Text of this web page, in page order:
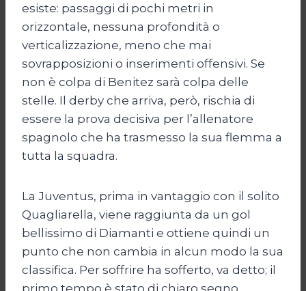
esiste: passaggi di pochi metri in
orizzontale, nessuna profondità o
verticalizzazione, meno che mai
sovrapposizioni o inserimenti offensivi. Se
non è colpa di Benitez sarà colpa delle
stelle. Il derby che arriva, però, rischia di
essere la prova decisiva per l’allenatore
spagnolo che ha trasmesso la sua flemma a
tutta la squadra.
La Juventus, prima in vantaggio con il solito
Quagliarella, viene raggiunta da un gol
bellissimo di Diamanti e ottiene quindi un
punto che non cambia in alcun modo la sua
classifica. Per soffrire ha sofferto, va detto; il
primo tempo è stato di chiaro segno